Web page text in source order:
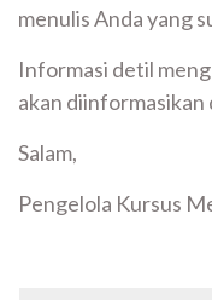
menulis Anda yang
Informasi detil
akan diinformasikan
Salam,
Pengelola Kursus